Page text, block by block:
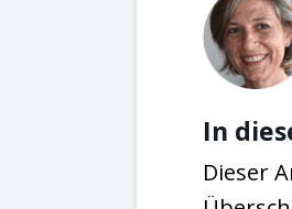
In
Dieser